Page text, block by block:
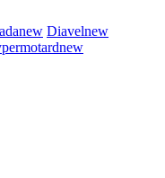
new Diavelnew
new